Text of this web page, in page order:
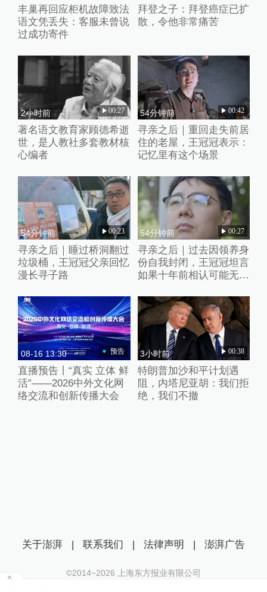
丰巢再回应柜机故障致法
语文凭丢失：客服未曾说
过成功寄件
拜登之子：拜登癌症已扩
散，令他非常痛苦
2小时前 00:27
著名语文教育家顾德希逝
世，是人教社多套教材核
心编者
54分钟前 00:42
寻亲之后｜重回走失前居
住的老屋，王冠冠表示：
记忆里有这个场景
54分钟前 00:23
寻亲之后｜睡过桥洞翻过
垃圾桶，王冠冠父亲回忆
漫长寻子路
54分钟前 00:27
寻亲之后｜过去因领养身
份自我封闭，王冠冠坦言
如果十年前相认可能无法
08-16 13:30 预告
直播预告丨“真实 立体 鲜
活”——2026中外文化网
络交流和创新传播大会
3小时前 00:38
特朗普加沙和平计划遇
阻，内塔尼亚胡：我们拒
绝，我们不撤
关于澎湃 | 联系我们 | 法律声明 | 澎湃广告
©2014~2026 上海东方报业有限公司